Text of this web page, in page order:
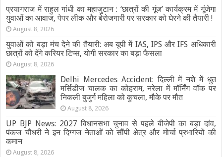
प्रयागराज में राहुल गांधी का महाजुटान : ‘छात्रों की गूंज’ कार्यक्रम में गूंजेगा
युवाओं का आवाज, पेपर लीक और बेरोजगारी पर सरकार को घेरने की तैयारी !
August 8, 2026
युवाओं को बड़ा मंच देने की तैयारी: अब यूपी में IAS, IPS और IFS अधिकारी
छात्रों को देंगे करियर टिप्स, योगी सरकार का बड़ा फैसला
August 8, 2026
Delhi Mercedes Accident: दिल्ली में नशे में धुत
मर्सिडीज चालक का कोहराम, नरेला में मॉर्निंग वॉक पर
निकली बुजुर्ग महिला को कुचला, मौके पर मौत
August 8, 2026
UP BJP News: 2027 विधानसभा चुनाव से पहले बीजेपी का बड़ा दांव,
पंकज चौधरी ने इन दिग्गज नेताओं को सौंपी क्षेत्र और मोर्चा प्रभारियों की
कमान
August 8, 2026